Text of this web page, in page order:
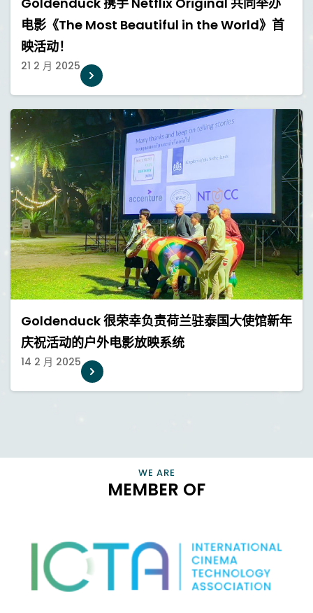
电影《The Most Beautiful in the World》首
映活动！
21 2 月 2025
Goldenduck 很荣幸负责荷兰驻泰国大使馆新年
庆祝活动的户外电影放映系统
14 2 月 2025
WE ARE
MEMBER OF
VIEW INFORMATION